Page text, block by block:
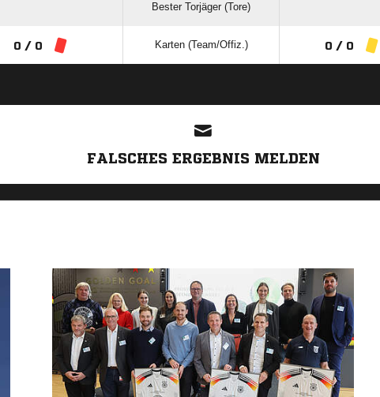
Bester Torjäger (Tore)
0 / 0 Karten (Team/Offiz.) 0 / 0
FALSCHES ERGEBNIS MELDEN